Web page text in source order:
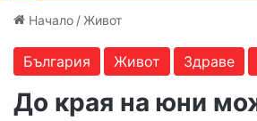
Начало / Живот
България Живот Здраве
До края на юни